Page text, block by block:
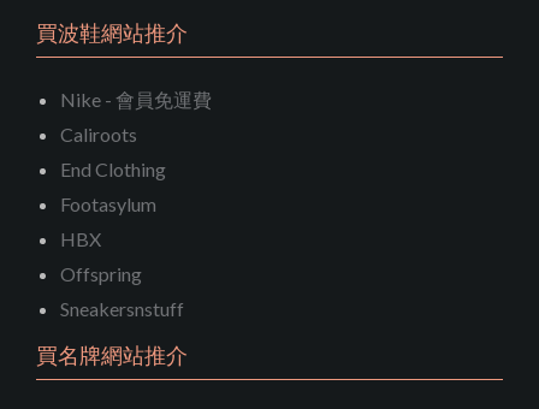
買波鞋網站推介
Nike - 會員免運費
Caliroots
End Clothing
Footasylum
HBX
Offspring
Sneakersnstuff
買名牌網站推介